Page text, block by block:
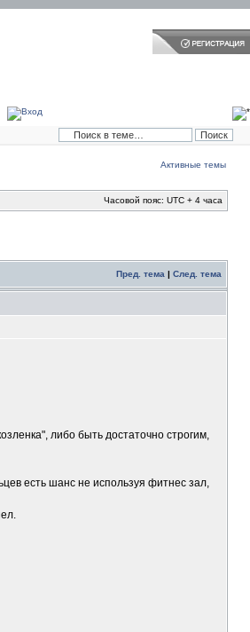
Активные темы
Часовой пояс: UTC + 4 часа
Пред. тема | След. тема
либо быть достаточно строгим,
есть шанс не используя фитнес зал,